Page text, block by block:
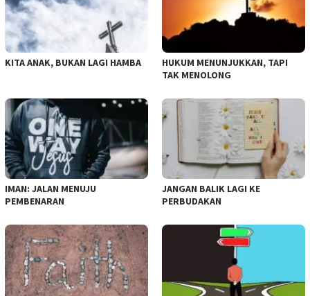
KITA ANAK, BUKAN LAGI HAMBA
HUKUM MENUNJUKKAN, TAPI
TAK MENOLONG
IMAN: JALAN MENUJU
PEMBENARAN
JANGAN BALIK LAGI KE
PERBUDAKAN